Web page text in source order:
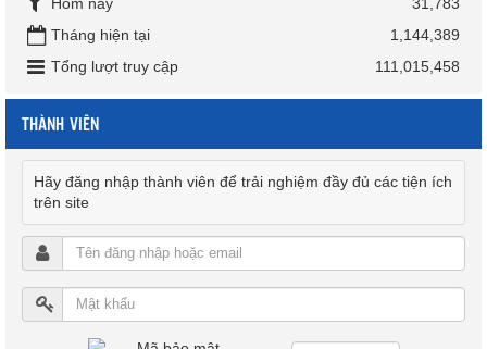
Tháng hiện tại
1,144,389
Tổng lượt truy cập
111,015,458
THÀNH VIÊN
Hãy đăng nhập thành viên để trải nghiệm đầy đủ các tiện ích
trên site